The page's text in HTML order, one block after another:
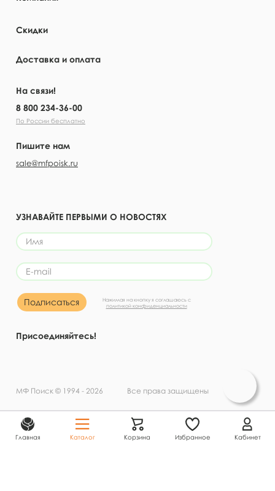
Главная Каталог Корзина Избранное Кабинет
Скидки
Доставка и оплата
На связи!
8 800 234-36-00
По России бесплатно
Пишите нам
sale@mfpoisk.ru
УЗНАВАЙТЕ ПЕРВЫМИ О НОВОСТЯХ
Подписаться
Нажимая на кнопку я соглашаюсь с
политикой конфиденциальности
Присоединяйтесь!
МФ Поиск © 1994 - 2026 Все права защищены